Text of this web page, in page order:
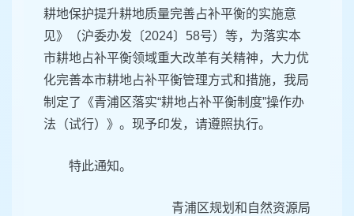
耕地保护提升耕地质量完善占补平衡的实施意
见》（沪委办发〔2024〕58号）等，为落实本
市耕地占补平衡领域重大改革有关精神，大力优
化完善本市耕地占补平衡管理方式和措施，我局
制定了《青浦区落实“耕地占补平衡制度”操作办
法（试行）》。现予印发，请遵照执行。
特此通知。
青浦区规划和自然资源局